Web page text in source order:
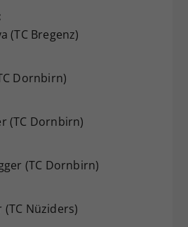
(TC Bregenz)
Dornbirn)
(TC Dornbirn)
(TC Dornbirn)
Nüziders)